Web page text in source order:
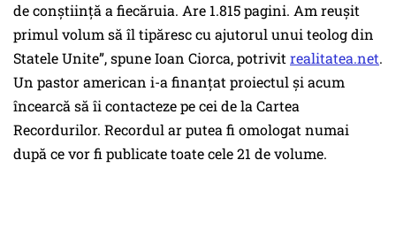
de conştiinţă a fiecăruia. Are 1.815 pagini. Am reuşit
primul volum să îl tipăresc cu ajutorul unui teolog din
Statele Unite”, spune Ioan Ciorca, potrivit realitatea.net.
Un pastor american i-a finanțat proiectul și acum
încearcă să îi contacteze pe cei de la Cartea
Recordurilor. Recordul ar putea fi omologat numai
după ce vor fi publicate toate cele 21 de volume.